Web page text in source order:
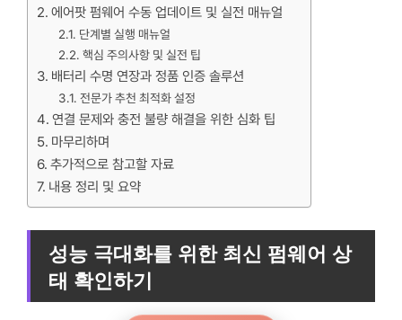
에어팟 펌웨어 수동 업데이트 및 실전 매뉴얼
단계별 실행 매뉴얼
핵심 주의사항 및 실전 팁
배터리 수명 연장과 정품 인증 솔루션
전문가 추천 최적화 설정
연결 문제와 충전 불량 해결을 위한 심화 팁
마무리하며
추가적으로 참고할 자료
내용 정리 및 요약
성능 극대화를 위한 최신 펌웨어 상
태 확인하기